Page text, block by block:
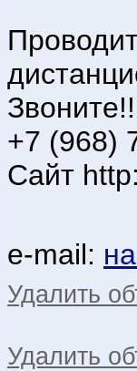
+7 (968)
Сайт
e-mail:
Удалить
Удалить